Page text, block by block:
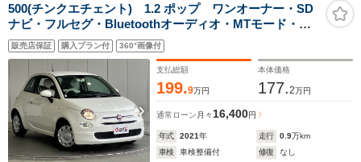
500(チンクエチェント) 1.2 ポップ ワンオーナー・SD
ナビ・フルセグ・Bluetoothオーディオ・MTモード・キ
ーレス・ETC・ディーラー・右ハンドル・ハーフレザー
シート・
販売店保証 購入プラン付 360°画像付
支払総額
199.9万円
本体価格
177.2万円
通常ローン 月々 16,400円
年式 2021年 走行 0.9万km
車検
車検整備付 修復
なし